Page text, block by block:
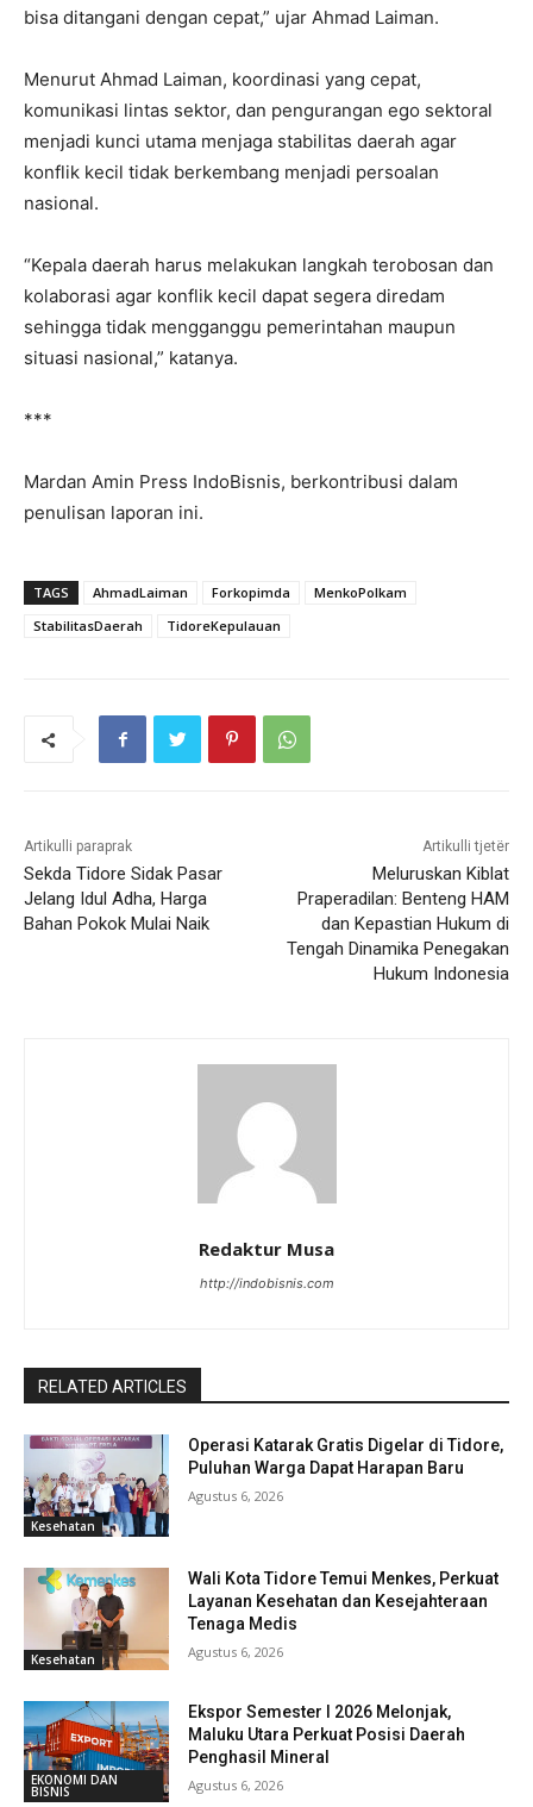
bisa ditangani dengan cepat,” ujar Ahmad Laiman.
Menurut Ahmad Laiman, koordinasi yang cepat,
komunikasi lintas sektor, dan pengurangan ego sektoral
menjadi kunci utama menjaga stabilitas daerah agar
konflik kecil tidak berkembang menjadi persoalan
nasional.
“Kepala daerah harus melakukan langkah terobosan dan
kolaborasi agar konflik kecil dapat segera diredam
sehingga tidak mengganggu pemerintahan maupun
situasi nasional,” katanya.
***
Mardan Amin Press IndoBisnis, berkontribusi dalam
penulisan laporan ini.
TAGS AhmadLaiman Forkopimda
MenkoPolkam
StabilitasDaerah
TidoreKepulauan
Artikulli paraprak
Sekda Tidore Sidak Pasar
Jelang Idul Adha, Harga
Bahan Pokok Mulai Naik
Artikulli tjetër
Meluruskan Kiblat
Praperadilan: Benteng HAM
dan Kepastian Hukum di
Tengah Dinamika Penegakan
Hukum Indonesia
Redaktur Musa
http://indobisnis.com
RELATED ARTICLES
Kesehatan
Operasi Katarak Gratis Digelar di Tidore,
Puluhan Warga Dapat Harapan Baru
Agustus 6, 2026
Kesehatan
Wali Kota Tidore Temui Menkes, Perkuat
Layanan Kesehatan dan Kesejahteraan
Tenaga Medis
Agustus 6, 2026
EKONOMI DAN
BISNIS
Ekspor Semester I 2026 Melonjak,
Maluku Utara Perkuat Posisi Daerah
Penghasil Mineral
Agustus 6, 2026